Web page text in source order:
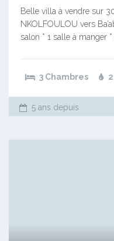
Belle villa à vendre sur
NKOLFOULOU vers
salon * 1 salle à manger *
3 Chambres
5 ans depuis